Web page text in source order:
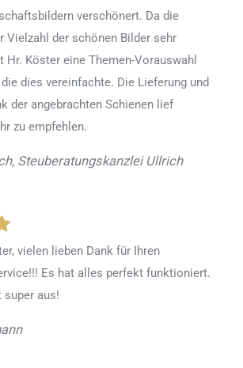
verschönert. Da die
Vielzahl der schönen Bilder sehr
Hr. Köster eine Themen-Vorauswahl
dies vereinfachte. Die Lieferung und
der angebrachten Schienen lief
zu empfehlen.
Steuberatungskanzlei Ullrich
vielen lieben Dank für Ihren
Es hat alles perfekt funktioniert.
super aus!